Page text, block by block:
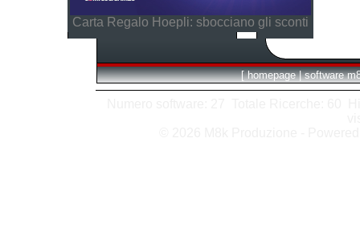
Carta Regalo Hoepli: sbocciano gli sconti
[ homepage | software